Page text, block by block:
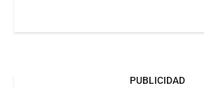
PUBLICIDAD